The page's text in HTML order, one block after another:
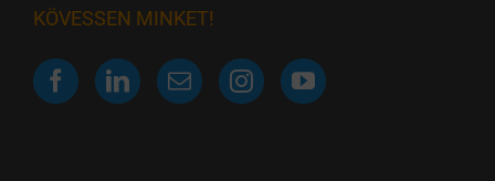
KÖVESSEN MINKET!